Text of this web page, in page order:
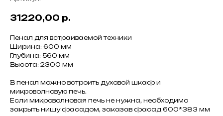
31220,00 р.
Пенал для встраиваемой техники
Ширина: 600 мм
Глубина: 560 мм
Высота: 2300 мм
В пенал можно встроить духовой шкаф и
микроволновую печь.
Если микроволновая печь не нужна, необходимо
закрыть нишу фасадом, заказав фасад 600*383 мм